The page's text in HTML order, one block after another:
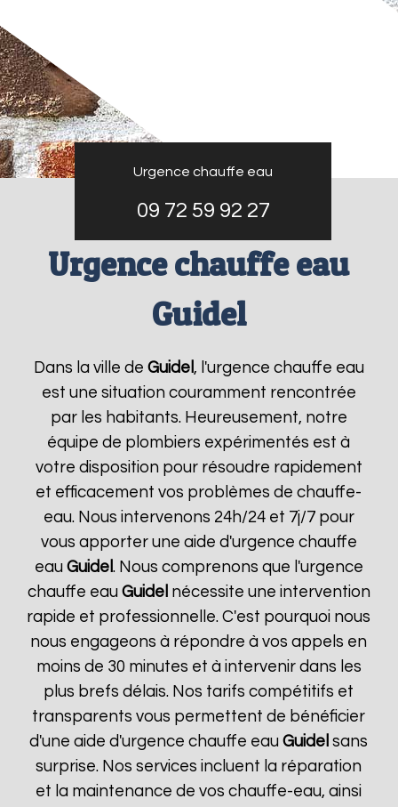
Urgence chauffe eau
09 72 59 92 27
Urgence chauffe eau
Guidel
Dans la ville de Guidel , l'urgence chauffe eau
est une situation couramment rencontrée
par les habitants. Heureusement, notre
équipe de plombiers expérimentés est à
votre disposition pour résoudre rapidement
et efficacement vos problèmes de chauffe-
eau. Nous intervenons 24h/24 et 7j/7 pour
vous apporter une aide d'urgence chauffe
eau Guidel . Nous comprenons que l'urgence
chauffe eau Guidel nécessite une intervention
rapide et professionnelle. C'est pourquoi nous
nous engageons à répondre à vos appels en
moins de 30 minutes et à intervenir dans les
plus brefs délais. Nos tarifs compétitifs et
transparents vous permettent de bénéficier
d'une aide d'urgence chauffe eauGuidel sans
surprise. Nos services incluent la réparation
et la maintenance de vos chauffe-eau, ainsi